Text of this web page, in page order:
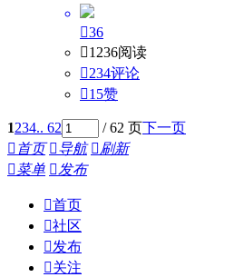
36
1236阅读
234评论
15赞
1234.. 62 / 62 页下一页
 首页 导航 刷新
菜单 发布
首页
社区
发布
关注